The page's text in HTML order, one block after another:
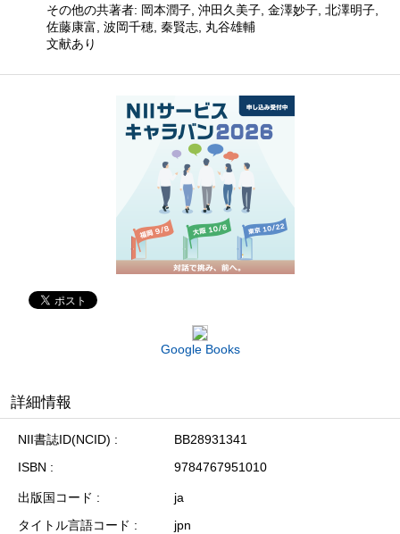
その他の共著者: 岡本潤子, 沖田久美子, 金澤妙子, 北澤明子,
佐藤康富, 波岡千穂, 秦賢志, 丸谷雄輔
文献あり
Google Books
詳細情報
NII書誌ID(NCID)
BB28931341
ISBN
9784767951010
出版国コード
ja
タイトル言語コード
jpn